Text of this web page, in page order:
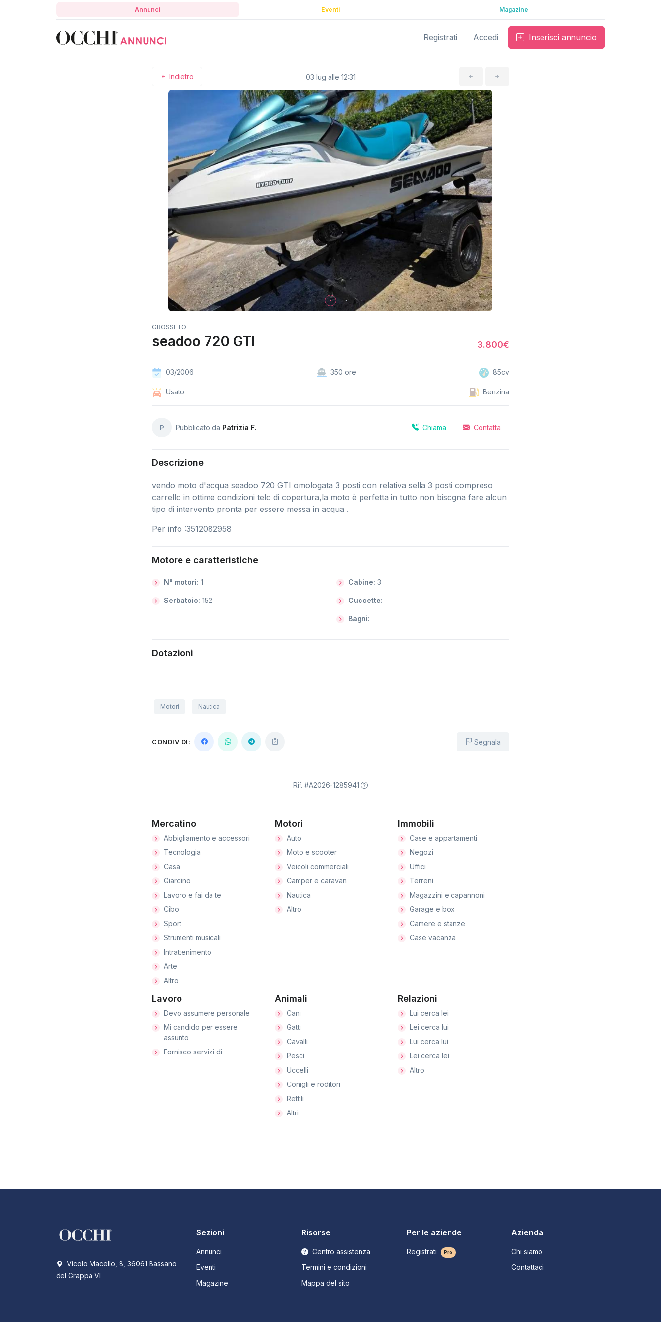
Annunci Eventi Magazine
Registrati Accedi Inserisci annuncio
Indietro 03 lug alle 12:31
GROSSETO
seadoo 720 GTI 3.800€
03/2006 350 ore 85cv
Usato Benzina
P Pubblicato da Patrizia F. Chiama Contatta
Descrizione
vendo moto d'acqua seadoo 720 GTI omologata 3 posti con relativa sella 3 posti compreso
carrello in ottime condizioni telo di copertura,la moto è perfetta in tutto non bisogna fare alcun
tipo di intervento pronta per essere messa in acqua .
Per info :3512082958
Motore e caratteristiche
N° motori:1
Serbatoio:152
Cabine: 3
Cuccette:
Bagni:
Dotazioni
Motori Nautica
CONDIVIDI: Segnala
Rif. #A2026-1285941
Mercatino
Abbigliamento e accessori
Tecnologia
Casa
Giardino
Lavoro e fai da te
Cibo
Sport
Strumenti musicali
Intrattenimento
Arte
Altro
Motori
Auto
Moto e scooter
Veicoli commerciali
Camper e caravan
Nautica
Altro
Immobili
Case e appartamenti
Negozi
Uffici
Terreni
Magazzini e capannoni
Garage e box
Camere e stanze
Case vacanza
Lavoro
Devo assumere personale
Mi candido per essere
assunto
Fornisco servizi di
Animali
Cani
Gatti
Cavalli
Pesci
Uccelli
Conigli e roditori
Rettili
Altri
Relazioni
Lui cerca lei
Lei cerca lui
Lui cerca lui
Lei cerca lei
Altro
Vicolo Macello, 8, 36061 Bassano
del Grappa VI
Sezioni
Annunci
Eventi
Magazine
Risorse
Centro assistenza
Termini e condizioni
Mappa del sito
Per le aziende
Registrati Pro
Azienda
Chi siamo
Contattaci